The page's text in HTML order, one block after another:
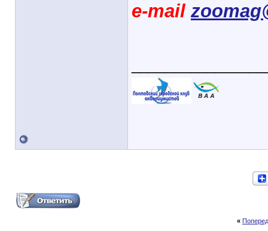
e-mail
«